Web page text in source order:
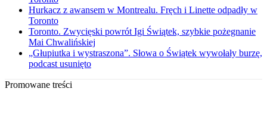
Hurkacz z awansem w Montrealu. Fręch i Linette odpadły w
Toronto
Toronto. Zwycięski powrót Igi Świątek, szybkie pożegnanie
Mai Chwalińskiej
„Głupiutka i wystraszona”. Słowa o Świątek wywołały burzę,
podcast usunięto
Promowane treści